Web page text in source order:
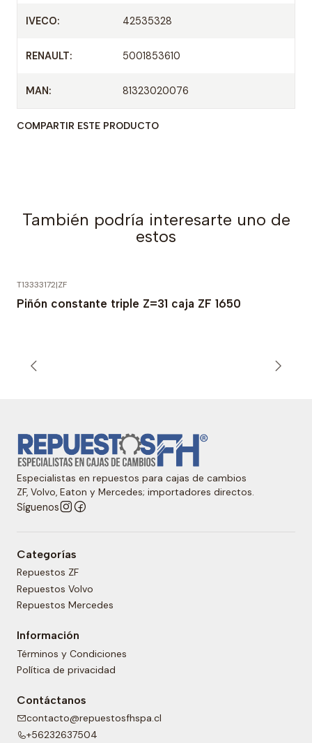
IVECO: 42535328
RENAULT: 5001853610
MAN: 81323020076
COMPARTIR ESTE PRODUCTO
También podría interesarte uno de
estos
T13333172|ZF
Piñón constante triple Z=31 caja ZF 1650
Especialistas en repuestos para cajas de cambios
ZF, Volvo, Eaton y Mercedes; importadores directos.
Síguenos
Categorías
Repuestos ZF
Repuestos Volvo
Repuestos Mercedes
Información
Términos y Condiciones
Política de privacidad
Contáctanos
contacto@repuestosfhspa.cl
+56232637504